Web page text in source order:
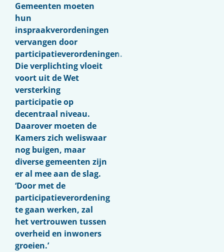
Gemeenten moeten
hun
inspraakverordeningen
vervangen door
participatieverordeningen.
Die verplichting vloeit
voort uit de Wet
versterking
participatie op
decentraal niveau.
Daarover moeten de
Kamers zich weliswaar
nog buigen, maar
diverse gemeenten zijn
er al mee aan de slag.
‘Door met de
participatieverordening
te gaan werken, zal
het vertrouwen tussen
overheid en inwoners
groeien.’